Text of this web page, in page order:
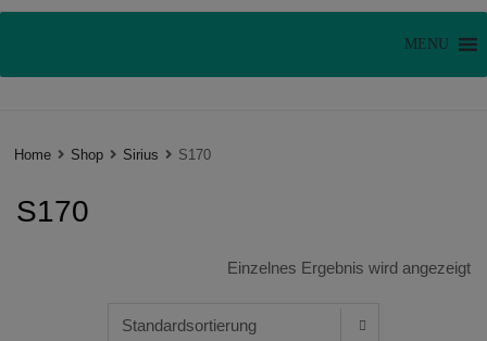
MENU
Home Shop Sirius S170
S170
Einzelnes Ergebnis wird angezeigt